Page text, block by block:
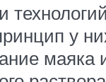
у
маяка